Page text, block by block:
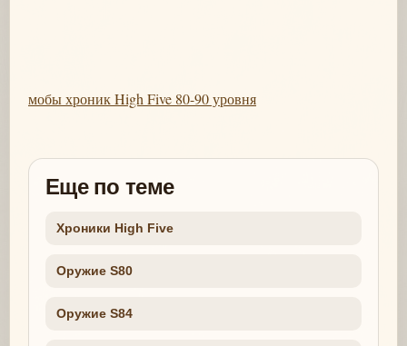
мобы хроник High Five 80-90 уровня
Еще по теме
Хроники High Five
Оружие S80
Оружие S84